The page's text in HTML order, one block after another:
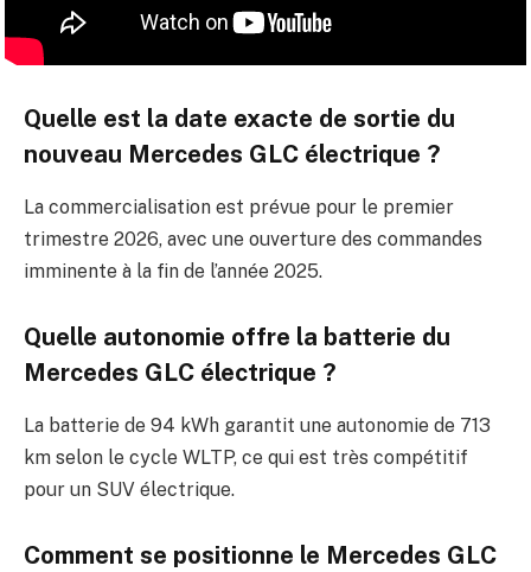
Quelle est la date exacte de sortie du
nouveau Mercedes GLC électrique ?
La commercialisation est prévue pour le premier
trimestre 2026, avec une ouverture des commandes
imminente à la fin de l’année 2025.
Quelle autonomie offre la batterie du
Mercedes GLC électrique ?
La batterie de 94 kWh garantit une autonomie de 713
km selon le cycle WLTP, ce qui est très compétitif
pour un SUV électrique.
Comment se positionne le Mercedes GLC